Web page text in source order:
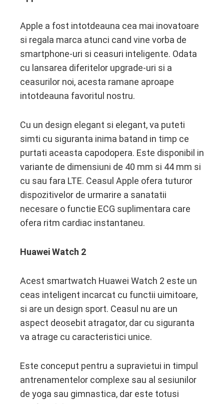
Apple a fost intotdeauna cea mai inovatoare
si regala marca atunci cand vine vorba de
smartphone-uri si ceasuri inteligente. Odata
cu lansarea diferitelor upgrade-uri si a
ceasurilor noi, acesta ramane aproape
intotdeauna favoritul nostru.
Cu un design elegant si elegant, va puteti
simti cu siguranta inima batand in timp ce
purtati aceasta capodopera. Este disponibil in
variante de dimensiuni de 40 mm si 44 mm si
cu sau fara LTE. Ceasul Apple ofera tuturor
dispozitivelor de urmarire a sanatatii
necesare o functie ECG suplimentara care
ofera ritm cardiac instantaneu.
Huawei Watch 2
Acest smartwatch Huawei Watch 2 este un
ceas inteligent incarcat cu functii uimitoare,
si are un design sport. Ceasul nu are un
aspect deosebit atragator, dar cu siguranta
va atrage cu caracteristici unice.
Este conceput pentru a supravietui in timpul
antrenamentelor complexe sau al sesiunilor
de yoga sau gimnastica, dar este totusi